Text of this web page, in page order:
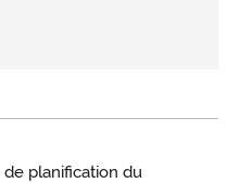
planification du